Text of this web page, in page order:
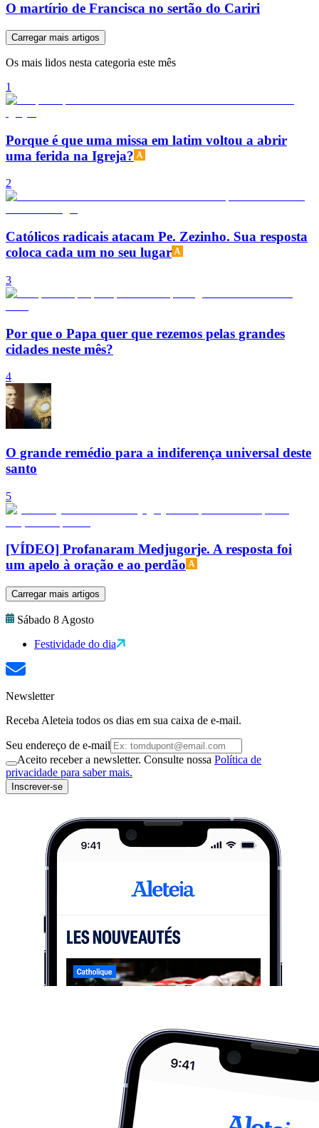
O martírio de Francisca no sertão do Cariri
Carregar mais artigos
Os mais lidos nesta categoria este mês
1
Porque é que uma missa em latim voltou a abrir
uma ferida na Igreja?
2
Católicos radicais atacam Pe. Zezinho. Sua resposta
coloca cada um no seu lugar
3
Por que o Papa quer que rezemos pelas grandes
cidades neste mês?
4
O grande remédio para a indiferença universal deste
santo
5
[VÍDEO] Profanaram Medjugorje. A resposta foi
um apelo à oração e ao perdão
Carregar mais artigos
Sábado 8 Agosto
Festividade do dia
Newsletter
Receba Aleteia todos os dias em sua caixa de e-mail.
Seu endereço de e-mail
Aceito receber a newsletter. Consulte nossa Política de
privacidade para saber mais.
Inscrever-se